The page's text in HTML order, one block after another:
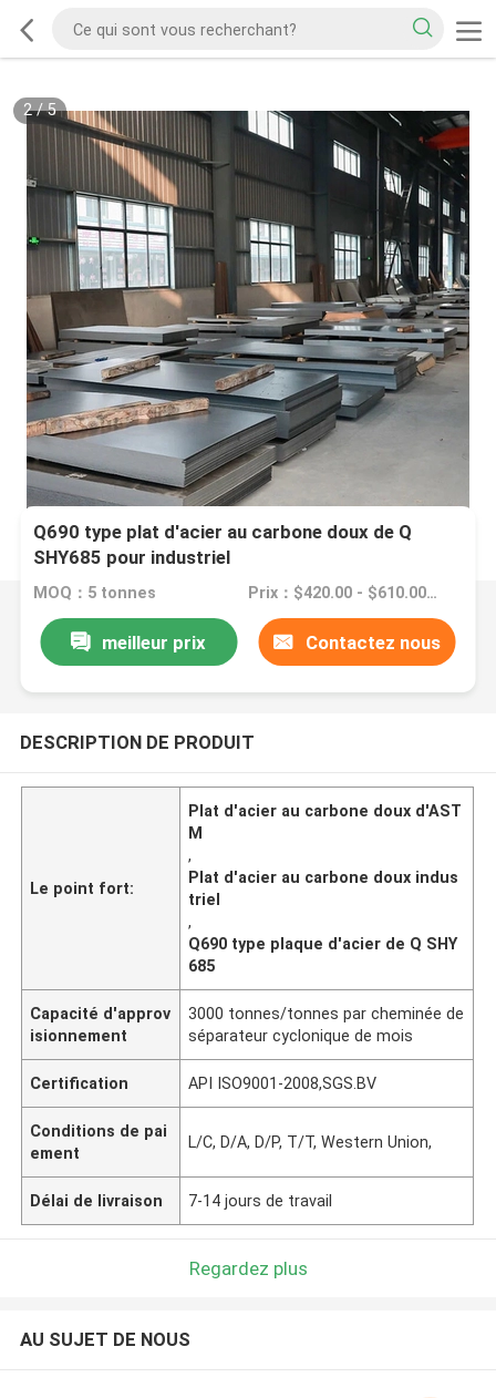
2/5
Q690 type plat d'acier au carbone doux de Q
SHY685 pour industriel
MOQ：5 tonnes Prix：$420.00 - $610.00/Tons
meilleur prix Contactez nous
DESCRIPTION DE PRODUIT
Le point fort:
Plat d'acier au carbone doux d'AST
M
,
Plat d'acier au carbone doux indus
triel
,
Q690 type plaque d'acier de Q SHY
685
Capacité d'approv
isionnement
3000 tonnes/tonnes par cheminée de
séparateur cyclonique de mois
Certification API ISO9001-2008,SGS.BV
Conditions de pai
ement
L/C, D/A, D/P, T/T, Western Union,
Délai de livraison 7-14 jours de travail
Regardez plus
AU SUJET DE NOUS